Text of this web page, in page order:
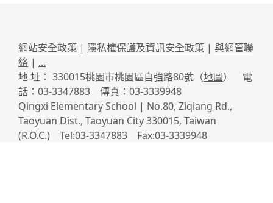
網站安全政策 | 隱私權保護及資訊安全政策 | 與網管聯
絡 | ...
地 址： 330015桃園市桃園區自強路80號（地圖） 電
話：03-3347883 傳真：03-3339948
Qingxi Elementary School | No.80, Ziqiang Rd.,
Taoyuan Dist., Taoyuan City 330015, Taiwan
(R.O.C.) Tel:03-3347883 Fax:03-3339948